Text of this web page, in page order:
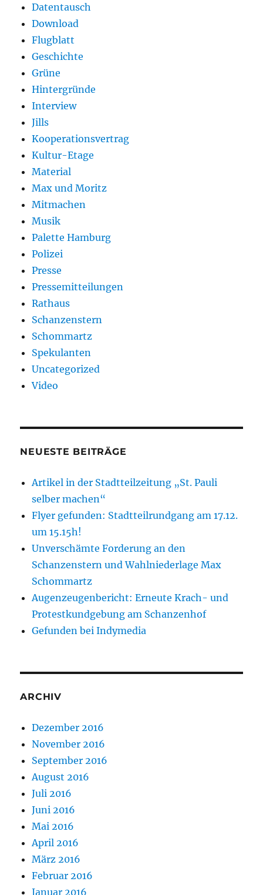
Datentausch
Download
Flugblatt
Geschichte
Grüne
Hintergründe
Interview
Jills
Kooperationsvertrag
Kultur-Etage
Material
Max und Moritz
Mitmachen
Musik
Palette Hamburg
Polizei
Presse
Pressemitteilungen
Rathaus
Schanzenstern
Schommartz
Spekulanten
Uncategorized
Video
NEUESTE BEITRÄGE
Artikel in der Stadtteilzeitung „St. Pauli
selber machen“
Flyer gefunden: Stadtteilrundgang am 17.12.
um 15.15h!
Unverschämte Forderung an den
Schanzenstern und Wahlniederlage Max
Schommartz
Augenzeugenbericht: Erneute Krach- und
Protestkundgebung am Schanzenhof
Gefunden bei Indymedia
ARCHIV
Dezember 2016
November 2016
September 2016
August 2016
Juli 2016
Juni 2016
Mai 2016
April 2016
März 2016
Februar 2016
Januar 2016